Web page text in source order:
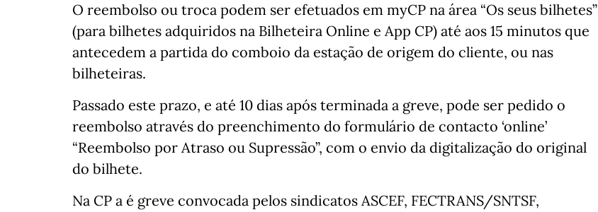
O reembolso ou troca podem ser efetuados em myCP na área “Os seus bilhetes”
(para bilhetes adquiridos na Bilheteira Online e App CP) até aos 15 minutos que
antecedem a partida do comboio da estação de origem do cliente, ou nas
bilheteiras.
Passado este prazo, e até 10 dias após terminada a greve, pode ser pedido o
reembolso através do preenchimento do formulário de contacto ‘online’
“Reembolso por Atraso ou Supressão”, com o envio da digitalização do original
do bilhete.
Na CP a é greve convocada pelos sindicatos ASCEF, FECTRANS/SNTSF,